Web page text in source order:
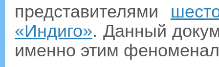
представителями
«Индиго». Данный
именно этим